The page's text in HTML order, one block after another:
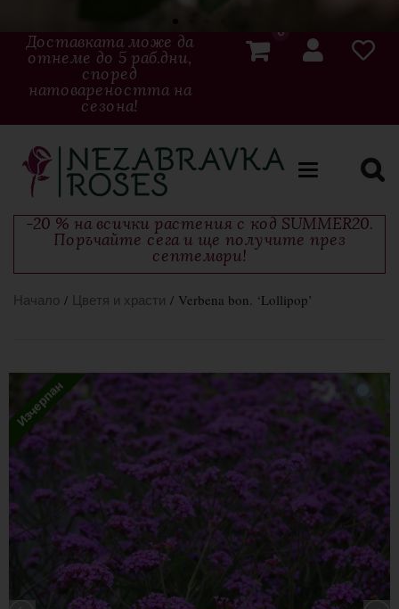
Доставката може да
отнеме до 5 раб.дни,
според
натовареността на
сезона!
0
Toggle
-20 % на всички растения с код SUMMER20.
Поръчайте сега и ще получите през
септември!
Начало / Цветя и храсти / Verbena bon. ‘Lollipop’
Изчерпан